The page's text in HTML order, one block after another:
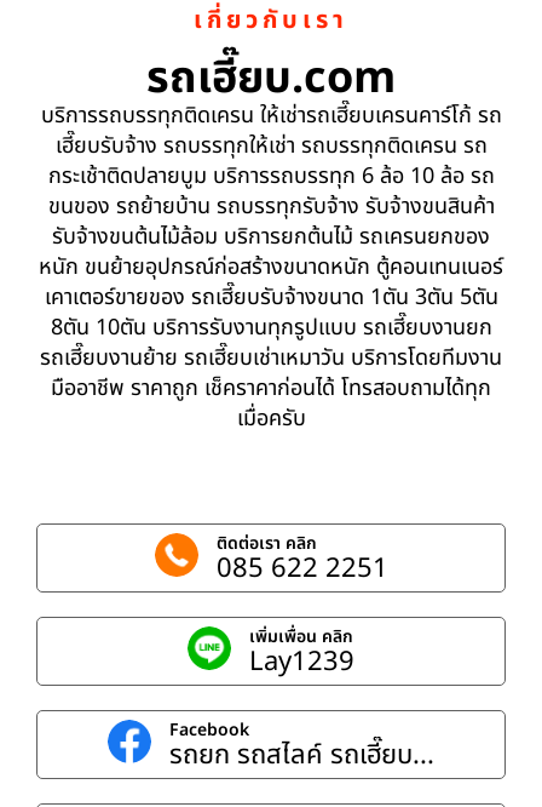
เกี่ยวกับเรา
รถเฮี๊ยบ.com
บริการรถบรรทุกติดเครน ให้เช่ารถเฮี๊ยบเครนคาร์โก้ รถ
เฮี๊ยบรับจ้าง รถบรรทุกให้เช่า รถบรรทุกติดเครน รถ
กระเช้าติดปลายบูม บริการรถบรรทุก 6 ล้อ 10 ล้อ รถ
ขนของ รถย้ายบ้าน รถบรรทุกรับจ้าง รับจ้างขนสินค้า
รับจ้างขนต้นไม้ล้อม บริการยกต้นไม้ รถเครนยกของ
หนัก ขนย้ายอุปกรณ์ก่อสร้างขนาดหนัก ตู้คอนเทนเนอร์
เคาเตอร์ขายของ รถเฮี๊ยบรับจ้างขนาด 1ตัน 3ตัน 5ตัน
8ตัน 10ตัน บริการรับงานทุกรูปแบบ รถเฮี๊ยบงานยก
รถเฮี๊ยบงานย้าย รถเฮี๊ยบเช่าเหมาวัน บริการโดยทีมงาน
มืออาชีพ ราคาถูก เช็คราคาก่อนได้ โทรสอบถามได้ทุก
เมื่อครับ
ติดต่อเรา คลิก
085 622 2251
เพิ่มเพื่อน คลิก
Lay1239
Facebook
รถยก รถสไลค์ รถเฮี๊ยบ...